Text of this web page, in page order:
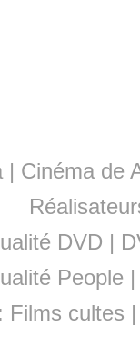
| Cinéma de
DVD |
People
: Films cultes